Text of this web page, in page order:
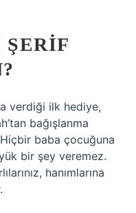
ŞERIF
verdiği ilk hediye,
bağışlanma
baba çocuğuna
bir şey veremez.
hanımlarına